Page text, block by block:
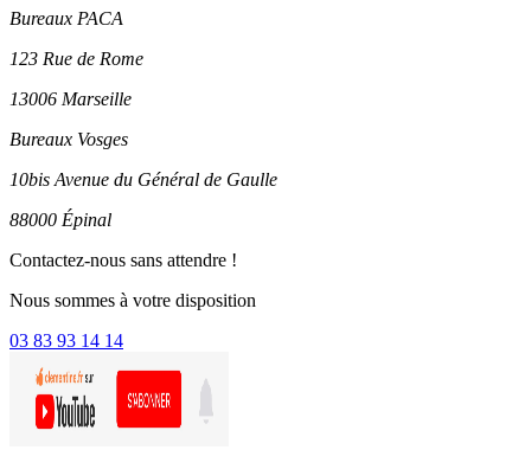
Bureaux PACA
123 Rue de Rome
13006 Marseille
Bureaux Vosges
10bis Avenue du Général de Gaulle
88000 Épinal
Contactez-nous sans attendre !
Nous sommes à votre disposition
03 83 93 14 14